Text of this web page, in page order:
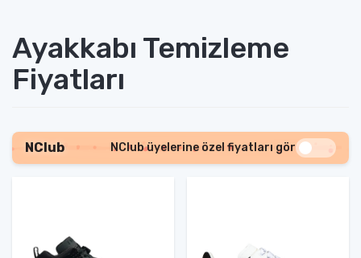
Ayakkabı Temizleme
Fiyatları
NClub NClub üyelerine özel fiyatları gör